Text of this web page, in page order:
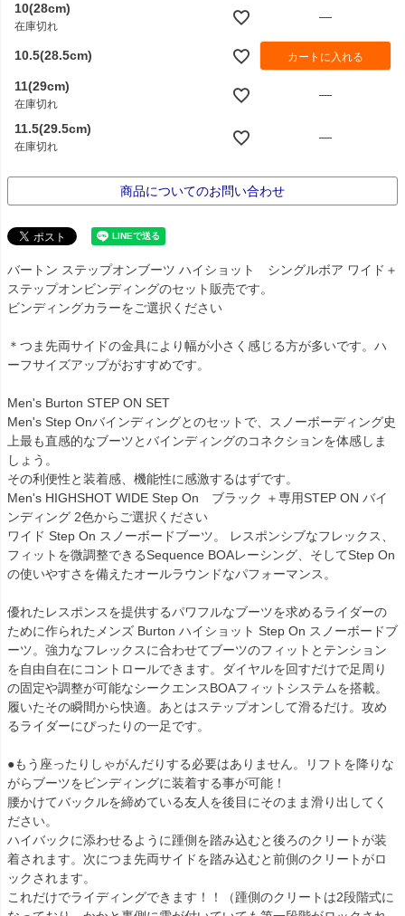
10(28cm)
在庫切れ
—
10.5(28.5cm) カートに入れる
11(29cm)
在庫切れ
—
11.5(29.5cm)
在庫切れ
—
商品についてのお問い合わせ
バートン ステップオンブーツ ハイショット シングルボア ワイド＋
ステップオンビンディングのセット販売です。
ビンディングカラーをご選択ください
＊つま先両サイドの金具により幅が小さく感じる方が多いです。ハ
ーフサイズアップがおすすめです。
Men's Burton STEP ON SET
Men's Step Onバインディングとのセットで、スノーボーディング史
上最も直感的なブーツとバインディングのコネクションを体感しま
しょう。
その利便性と装着感、機能性に感激するはずです。
Men's HIGHSHOT WIDE Step On ブラック ＋専用STEP ON バイ
ンディング 2色からご選択ください
ワイド Step On スノーボードブーツ。 レスポンシブなフレックス、
フィットを微調整できるSequence BOAレーシング、そしてStep On
の使いやすさを備えたオールラウンドなパフォーマンス。
優れたレスポンスを提供するパワフルなブーツを求めるライダーの
ために作られたメンズ Burton ハイショット Step On スノーボードブ
ーツ。強力なフレックスに合わせてブーツのフィットとテンション
を自由自在にコントロールできます。ダイヤルを回すだけで足周り
の固定や調整が可能なシークエンスBOAフィットシステムを搭載。
履いたその瞬間から快適。あとはステップオンして滑るだけ。攻め
るライダーにぴったりの一足です。
●もう座ったりしゃがんだりする必要はありません。リフトを降りな
がらブーツをビンディングに装着する事が可能！
腰かけてバックルを締めている友人を後目にそのまま滑り出してく
ださい。
ハイバックに添わせるように踵側を踏み込むと後ろのクリートが装
着されます。次につま先両サイドを踏み込むと前側のクリートがロ
ックされます。
これだけでライディングできます！！（踵側のクリートは2段階式に